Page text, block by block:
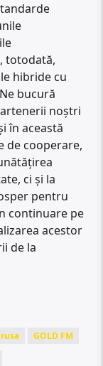
totodată,
hibride cu
bucură
noștri
în această
de cooperare,
ci și la
pentru
continuare pe
acestor
de la
GOLD FM